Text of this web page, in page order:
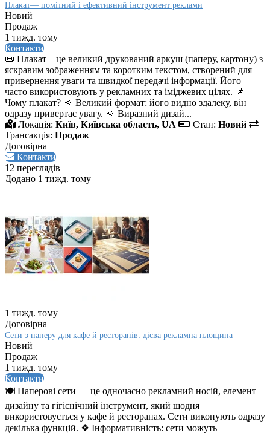
Плакат— помітний і ефективний інструмент реклами
Новий
Продаж
1 тижд. тому
Контакти
📜 Плакат – це великий друкований аркуш (паперу, картону) з
яскравим зображенням та коротким текстом, створений для
привернення уваги та швидкої передачі інформації. Його
часто використовують у рекламних та іміджевих цілях. 📌
Чому плакат? 🔅 Великий формат: його видно здалеку, він
одразу привертає увагу. 🔅 Виразний дизай...
Локація: Київ, Київська область, UA Стан: Новий
Трансакція: Продаж
Договірна
Контакти
12 переглядів
Додано 1 тижд. тому
1 тижд. тому
Договірна
Сети з паперу для кафе й ресторанів: дієва рекламна площина
Новий
Продаж
1 тижд. тому
Контакти
🍽️ Паперові сети — це одночасно рекламний носій, елемент
дизайну та гігієнічний інструмент, який щодня
використовується у кафе й ресторанах. Сети виконують одразу
декілька функцій. ❖ Інформативність: сети можуть